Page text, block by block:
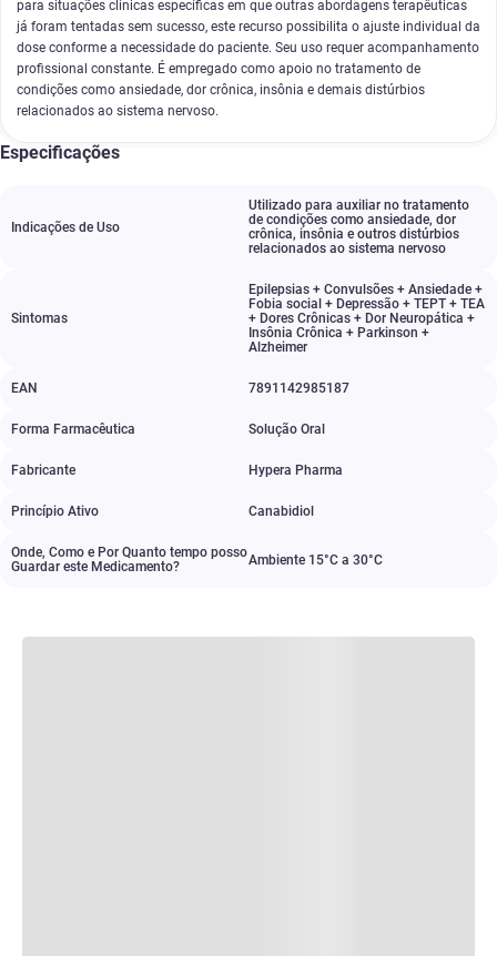
para situações clínicas específicas em que outras abordagens terapêuticas
já foram tentadas sem sucesso, este recurso possibilita o ajuste individual da
dose conforme a necessidade do paciente. Seu uso requer acompanhamento
profissional constante. É empregado como apoio no tratamento de
condições como ansiedade, dor crônica, insônia e demais distúrbios
relacionados ao sistema nervoso.
Especificações
Indicações de Uso
Utilizado para auxiliar no tratamento
de condições como ansiedade, dor
crônica, insônia e outros distúrbios
relacionados ao sistema nervoso
Sintomas
Epilepsias + Convulsões + Ansiedade +
Fobia social + Depressão + TEPT + TEA
+ Dores Crônicas + Dor Neuropática +
Insônia Crônica + Parkinson +
Alzheimer
EAN 7891142985187
Forma Farmacêutica Solução Oral
Fabricante Hypera Pharma
Princípio Ativo Canabidiol
Onde, Como e Por Quanto tempo posso
Guardar este Medicamento?
Ambiente 15°C a 30°C